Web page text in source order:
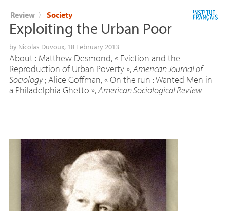
Review 〉 Society
Exploiting the Urban Poor
by Nicolas Duvoux, 18 February 2013
About : Matthew Desmond, « Eviction and the
Reproduction of Urban Poverty »,American Journal of
Sociology; Alice Goffman, « On the run : Wanted Men in
a Philadelphia Ghetto »,American Sociological Review